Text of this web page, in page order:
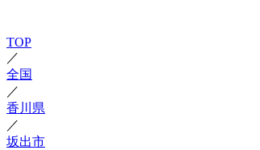
TOP
／
全国
／
香川県
／
坂出市